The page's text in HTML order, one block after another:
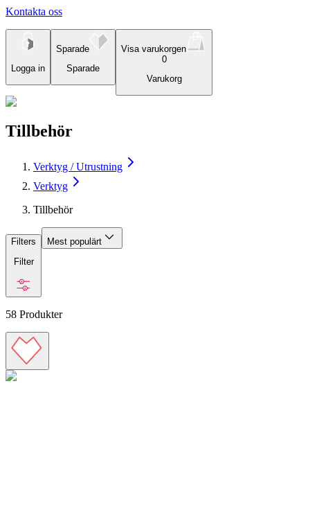
Kontakta oss
Logga in
Sparade
Sparade
Visa varukorgen
0
Varukorg
Tillbehör
Verktyg / Utrustning
Verktyg
Tillbehör
Filters
Filter
Mest populärt
58 Produkter